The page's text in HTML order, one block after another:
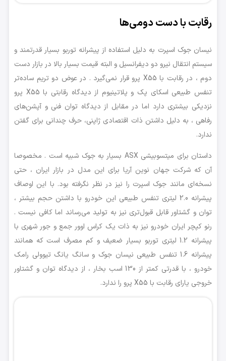
رقابت با دست دومی‌ها
نیسان جوک اسپرت به دلیل استفاده از پیشرانه توربو بسیار قدرتمند و
سیستم انتقال نیرو دو دیفرانسیل و البته قیمت بسیار بالا در بازار دست
دوم ، در رقابت با X55 پرو قرار نمی‌گیرد . در عوض دو تریم ساده‌تر
تنفس طبیعی اسکای پک و پلاتینیوم از دیدگاه رقابتی با X55 پرو
نزدیکی بیشتری دارد اما در مقابل از دیدگاه توان فنی و آپشن‌های
رفاهی ، به دلیل داشتن ذات اقتصادی ژاپنی، حرف چندانی برای گفتن
ندارد.
داستان برای میتسوبیشی ASX بسیار به جوک شبیه است . مخصوصا
آن که شرکت جهان نوین آریا برای این مدل در بازار ایران ، حتی
نسخه‌ای مانند جوک اسپرت را نیز در نظر نگرفته بود. با این اوصاف
پیشرانه 2.0 لیتری تنفس طبیعی این خودرو با داشتن حجم بیشتر ،
توان و گشتاور قابل قبول‌تری نیز به تولید می‌رساند اما کافی نیست .
رنو کپچر ایران خودرو نیز به ذات یک کراس اوور جمع و جور شهری با
پیشرانه‌ 1.2 لیتری توربو بسیار ضعیف و کم مصرف است که همانند
پیشرانه 1.6 تنفس طبیعی نیسان جوک و سانگ یانگ تیوولی رامک
خودرو ، با قدرتی کمتر از 130 اسب بخار ، از دیدگاه توان و گشتاور
خروجی یارای رقابت با X55 پرو را ندارد.